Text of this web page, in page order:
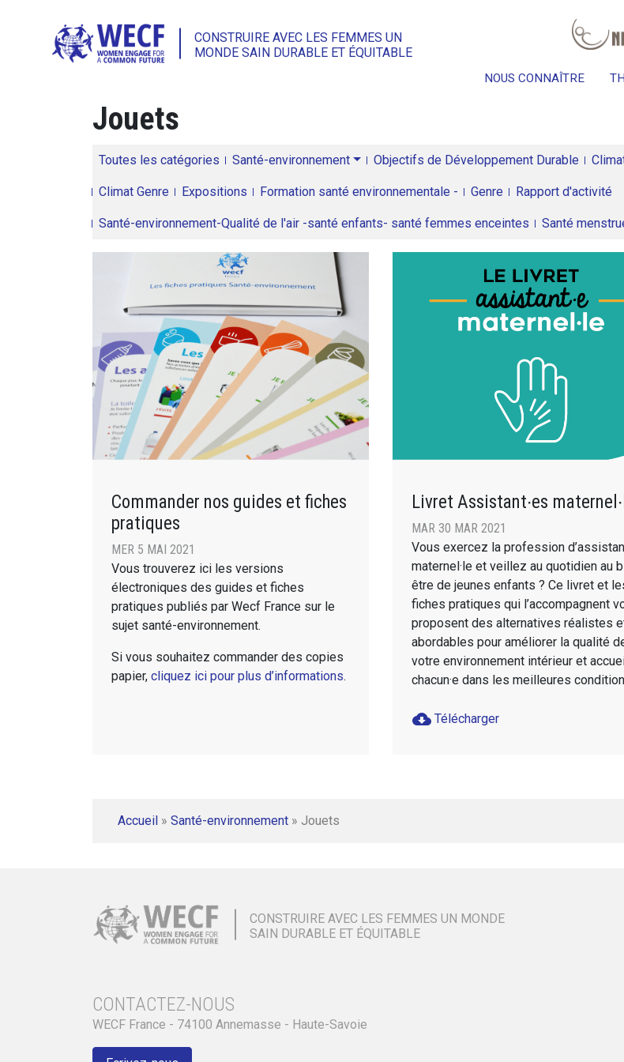
CONSTRUIRE AVEC LES FEMMES UN
MONDE SAIN DURABLE ET ÉQUITABLE
NOUS CONNAÎTRE
Jouets
Toutes les catégories Santé-environnement Objectifs de Développement Durable
Climat Genre Expositions Formation santé environnementale - Genre Rapport d'activité
Santé-environnement-Qualité de l'air -santé enfants- santé femmes enceintes Santé
Commander nos guides et fiches
pratiques
MER 5 MAI 2021
Vous trouverez ici les versions
électroniques des guides et fiches
pratiques publiés par Wecf France sur le
sujet santé-environnement.
Si vous souhaitez commander des copies
papier, cliquez ici pour plus d’informations.
Livret Assistant∙es
MAR 30 MAR 2021
Vous exercez la profession
maternel·le et veillez au quotidien au
être de jeunes enfants ? Ce livret et
fiches pratiques qui l’accompagnent
proposent des alternatives réalistes
abordables pour améliorer la qualité
votre environnement intérieur et
chacun·e dans les meilleures
cloud_download Télécharger
Accueil » Santé-environnement » Jouets
CONSTRUIRE AVEC LES FEMMES UN MONDE
SAIN DURABLE ET ÉQUITABLE
CONTACTEZ-NOUS
WECF France - 74100 Annemasse - Haute-Savoie